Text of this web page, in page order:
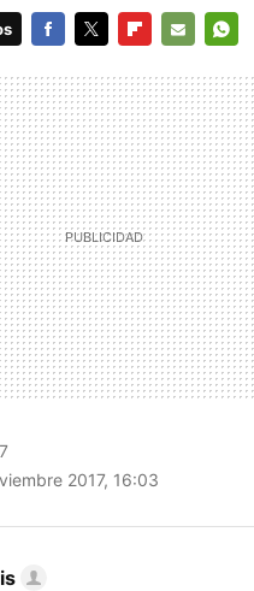
MAIL
2017, 16:03